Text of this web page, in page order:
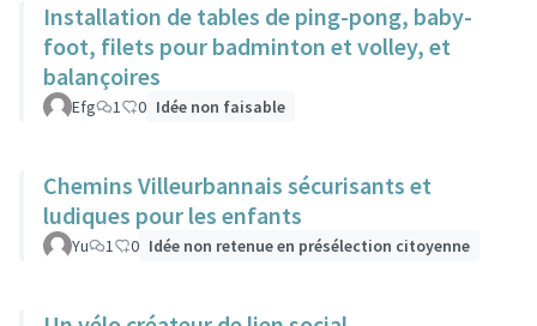
Installation de tables de ping-pong, baby-
foot, filets pour badminton et volley, et
balançoires
Efg 1 0 Idée non faisable
Chemins Villeurbannais sécurisants et
ludiques pour les enfants
Yu 1 0 Idée non retenue en présélection citoyenne